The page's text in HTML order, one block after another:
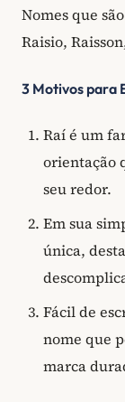
Nomes que
Raisio,
3 Motivos para
Raí é um
orientação
seu redor.
Em sua
única,
Fácil de
nome que
marca